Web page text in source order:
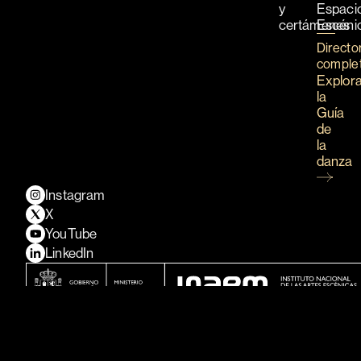
y
certámenes
la
Guía
de
la
danza
Instagram
X
YouTube
LinkedIn